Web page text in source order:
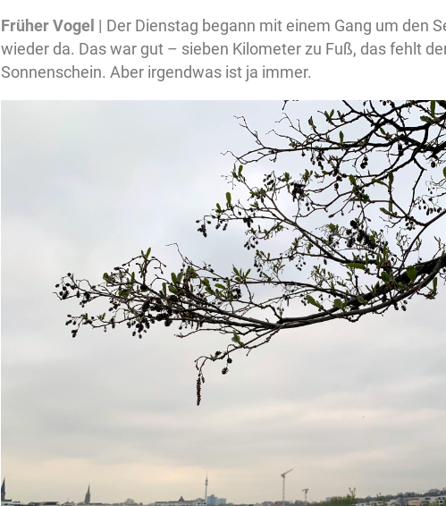
Früher Vogel | Der Dienstag begann mit einem Gang um den
wieder da. Das war gut – sieben Kilometer zu Fuß, das fehlt
Sonnenschein. Aber irgendwas ist ja immer.